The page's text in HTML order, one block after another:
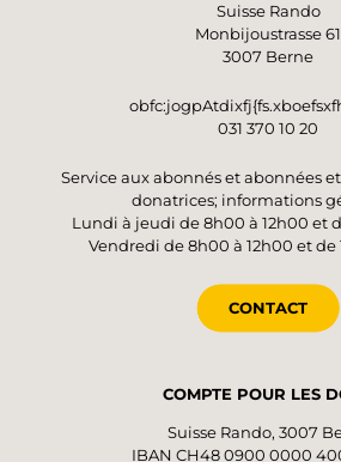
Suisse Rando
Monbijoustrasse 61
3007 Berne
031 370 10 20
Service aux abonnés et abonnées
donatrices; informations
Lundi à jeudi de 8h00 à 12h00 et
Vendredi de 8h00 à 12h00 et de
CONTACT
COMPTE POUR LES
Suisse Rando, 3007
IBAN CH48 0900 0000